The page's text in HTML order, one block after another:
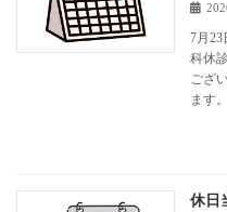
7月23
科休
ござ
ます。
休日